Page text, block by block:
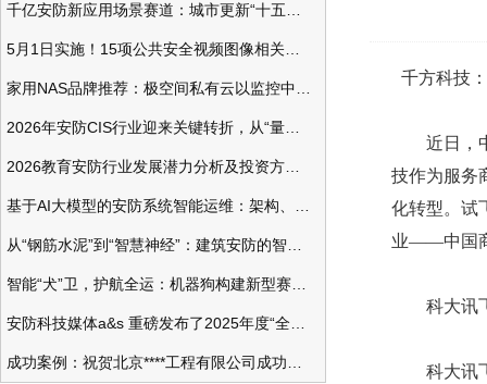
千方科技
近日，中
技作为服务
化转型。试
业——中国
科大讯飞
科大讯飞